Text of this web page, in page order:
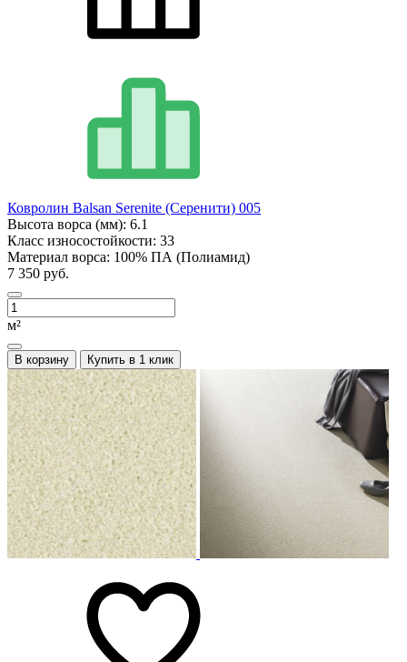
Ковролин Balsan Serenite (Серенити) 005
Высота ворса (мм): 6.1
Класс износостойкости: 33
Материал ворса: 100% ПА (Полиамид)
7 350 руб.
м²
В корзину Купить в 1 клик